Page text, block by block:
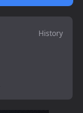
History